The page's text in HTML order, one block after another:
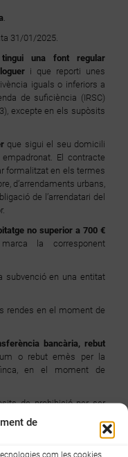
de
com les cookies
.
31/01/2025.
una font regular
i que reporti unes
iguals o inferiors a
de suficiència (IRSC)
excepte en els supòsits
que sigui el seu domicili
El contracte
formalitzat en els termes
d’arrendaments urbans,
de l’arrendatari del
no superior a 700 €
la corresponent
subvenció en una entitat
rendes en el moment de
bancària, rebut
o rebut emès per la
en el moment de
de prohibició per ser
amb el que
novembre, general de